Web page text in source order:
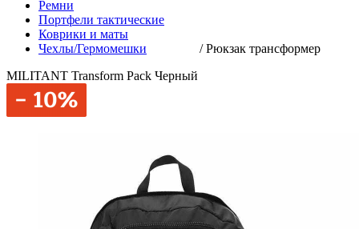
Ремни
Портфели тактические
Коврики и маты
Чехлы/Гермомешки
/Рюкзак трансформер
MILITANT Transform Pack Черный